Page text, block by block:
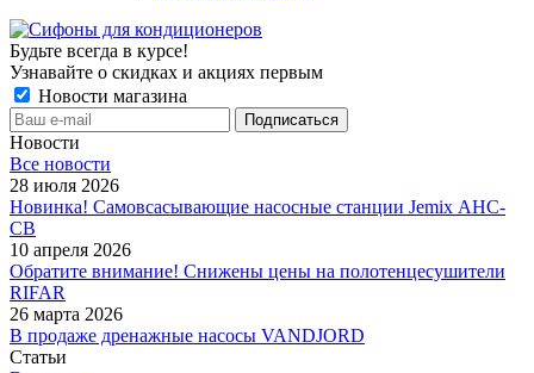
Будьте всегда в курсе!
Узнавайте о скидках и акциях первым
Новости магазина
Новости
Все новости
28 июля 2026
Новинка! Самовсасывающие насосные станции Jemix АНС-
СВ
10 апреля 2026
Обратите внимание! Снижены цены на полотенцесушители
RIFAR
26 марта 2026
В продаже дренажные насосы VANDJORD
Статьи